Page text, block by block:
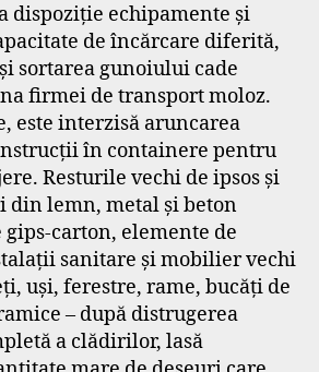
dispoziție echipamente și
de încărcare diferită,
sortarea gunoiului cade
firmei de transport moloz.
este interzisă aruncarea
în containere pentru
Resturile vechi de ipsos și
din lemn, metal și beton
carton, elemente de
sanitare și mobilier vechi
uși, ferestre, rame, bucăți de
– după distrugerea
a clădirilor, lasă